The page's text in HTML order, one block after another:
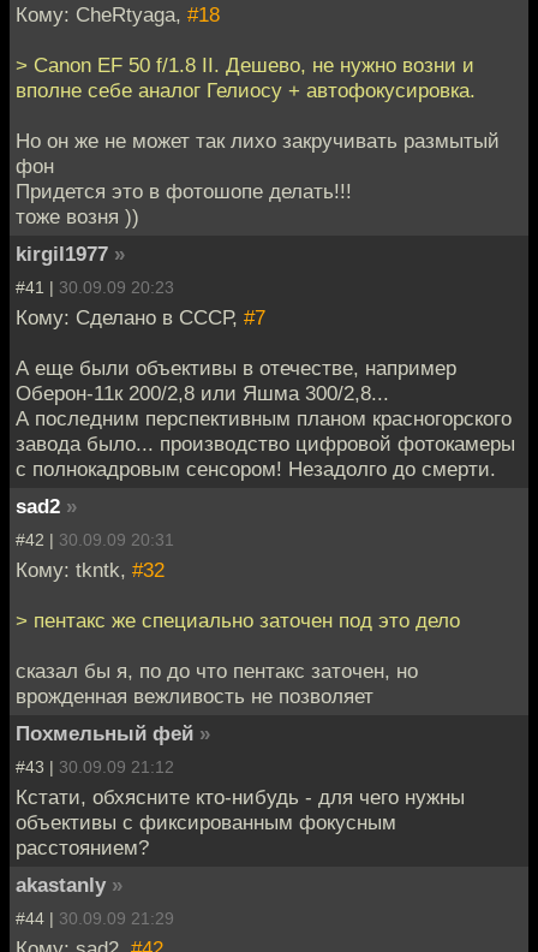
Кому: CheRtyaga, #18
> Canon EF 50 f/1.8 II. Дешево, не нужно возни и
вполне себе аналог Гелиосу + автофокусировка.
Но он же не может так лихо закручивать размытый
фон
Придется это в фотошопе делать!!!
тоже возня ))
kirgil1977 »
#41 | 30.09.09 20:23
Кому: Сделано в СССР, #7
А еще были объективы в отечестве, например
Оберон-11к 200/2,8 или Яшма 300/2,8...
А последним перспективным планом красногорского
завода было... производство цифровой фотокамеры
с полнокадровым сенсором! Незадолго до смерти.
sad2 »
#42 | 30.09.09 20:31
Кому: tkntk, #32
> пентакс же специально заточен под это дело
сказал бы я, по до что пентакс заточен, но
врожденная вежливость не позволяет
Похмельный фей »
#43 | 30.09.09 21:12
Кстати, обхясните кто-нибудь - для чего нужны
объективы с фиксированным фокусным
расстоянием?
akastanly »
#44 | 30.09.09 21:29